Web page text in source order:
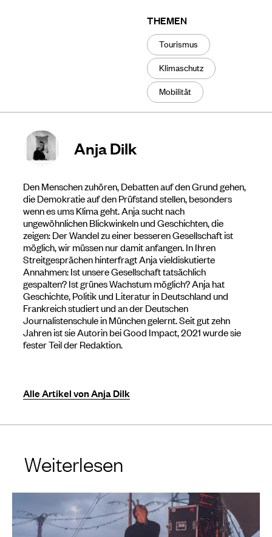
THEMEN
Tourismus
Klimaschutz
Mobilität
Anja Dilk
Den Menschen zuhören, Debatten auf den Grund gehen,
die Demokratie auf den Prüfstand stellen, besonders
wenn es ums Klima geht. Anja sucht nach
ungewöhnlichen Blickwinkeln und Geschichten, die
zeigen: Der Wandel zu einer besseren Gesellschaft ist
möglich, wir müssen nur damit anfangen. In Ihren
Streitgesprächen hinterfragt Anja vieldiskutierte
Annahmen: Ist unsere Gesellschaft tatsächlich
gespalten? Ist grünes Wachstum möglich? Anja hat
Geschichte, Politik und Literatur in Deutschland und
Frankreich studiert und an der Deutschen
Journalistenschule in München gelernt. Seit gut zehn
Jahren ist sie Autorin bei Good Impact, 2021 wurde sie
fester Teil der Redaktion.
Alle Artikel von Anja Dilk
Weiterlesen